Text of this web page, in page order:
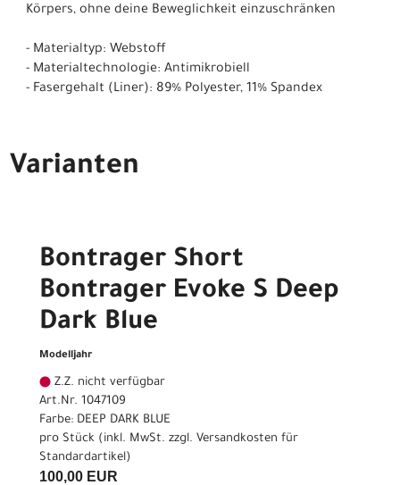
Körpers, ohne deine Beweglichkeit einzuschränken
- Materialtyp: Webstoff
- Materialtechnologie: Antimikrobiell
- Fasergehalt (Liner): 89% Polyester, 11% Spandex
Varianten
Bontrager Short
Bontrager Evoke S Deep
Dark Blue
Modelljahr
Z.Z. nicht verfügbar
Art.Nr. 1047109
Farbe: DEEP DARK BLUE
pro Stück (inkl. MwSt. zzgl. Versandkosten für
Standardartikel)
100,00 EUR